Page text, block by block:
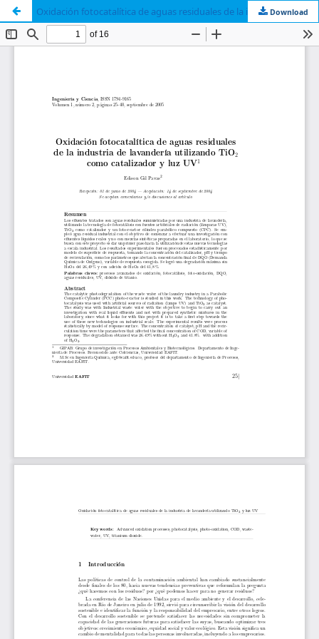
Oxidación fotocatalítica de aguas residuales de la industria de lavandería utilizando TiO2 como catalizador y luz UV1
Download